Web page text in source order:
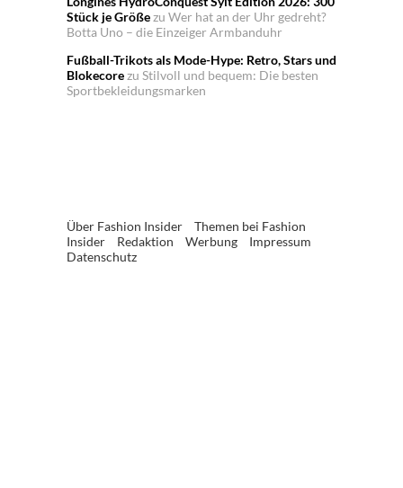
Stück je Größezu Wer hat an der Uhr gedreht?
Botta Uno – die Einzeiger Armbanduhr
Fußball-Trikots als Mode-Hype: Retro, Stars und
Blokecorezu Stilvoll und bequem: Die besten
Sportbekleidungsmarken
Über Fashion Insider
Themen bei Fashion
Insider
Redaktion Werbung
Impressum
Datenschutz